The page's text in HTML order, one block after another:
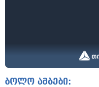
ბოლო ამბები: